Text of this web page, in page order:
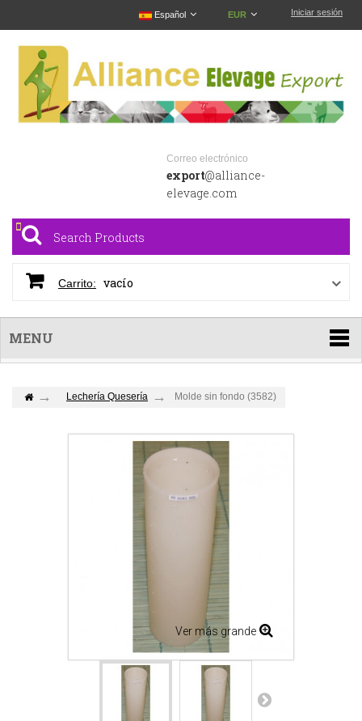
Iniciar sesión
EUR
Español
Correo electrónico
export@alliance-
elevage.com
Carrito: vacío
MENU
Lechería Quesería Molde sin fondo (3582)
Ver más grande